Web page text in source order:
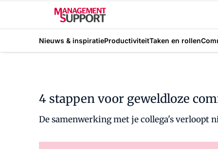
Nieuws & inspiratieProductiviteitTaken en rollen
4 stappen voor geweldloze
De samenwerking met je collega's verloopt